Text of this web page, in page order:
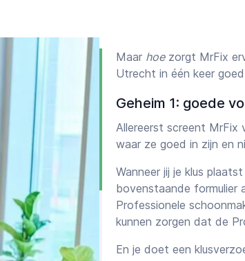
Maar hoezorgt MrFix
Utrecht in één keer
Geheim 1: goede
Allereerst screent MrFix
waar ze goed in zijn en
Wanneer jij je klus
bovenstaande formulier
Professionele
kunnen zorgen dat de
En je doet een